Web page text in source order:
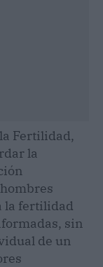
Fertilidad,
la
la fertilidad
sin
de un